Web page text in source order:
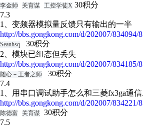
李金帅 关育谋 工控学徒X 30积分
7.3
1、变频器模拟量反馈只有输出的一半
http://bbs.gongkong.com/d/202007/834094/
Seanhsq
30积分
2、模块已组态但丢失
http://bbs.gongkong.com/d/202007/834185/
随心－王者之师
30积分
7.4
1、用串口调试助手怎么和三菱fx3ga通信
http://bbs.gongkong.com/d/202007/834221/
陈德富 关育谋 30积分
7.5